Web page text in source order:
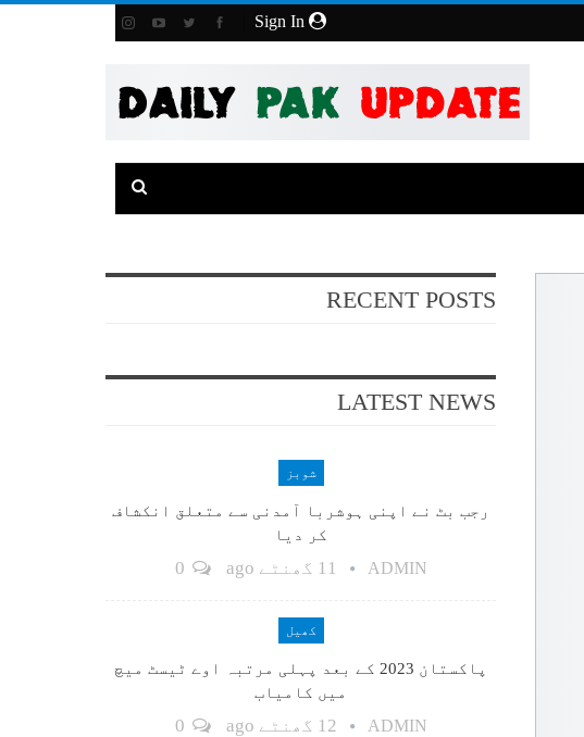
RECENT POSTS
LATEST NEWS
شوبز
رجب بٹ نے اپنی ہوشربا آمدنی سے متعلق انکشاف
کر دیا
ADMIN 11 گھنٹے ago
کھیل
پاکستان 2023 کے بعد پہلی مرتبہ اوے ٹیسٹ میچ
میں کامیاب
ADMIN 12 گھنٹے ago